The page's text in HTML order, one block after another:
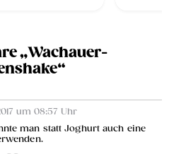
„Wachauer-
um 08:57 Uhr
man statt Joghurt auch eine